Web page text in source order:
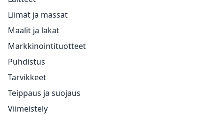
Liimat ja massat
Maalit ja lakat
Markkinointituotteet
Puhdistus
Tarvikkeet
Teippaus ja suojaus
Viimeistely